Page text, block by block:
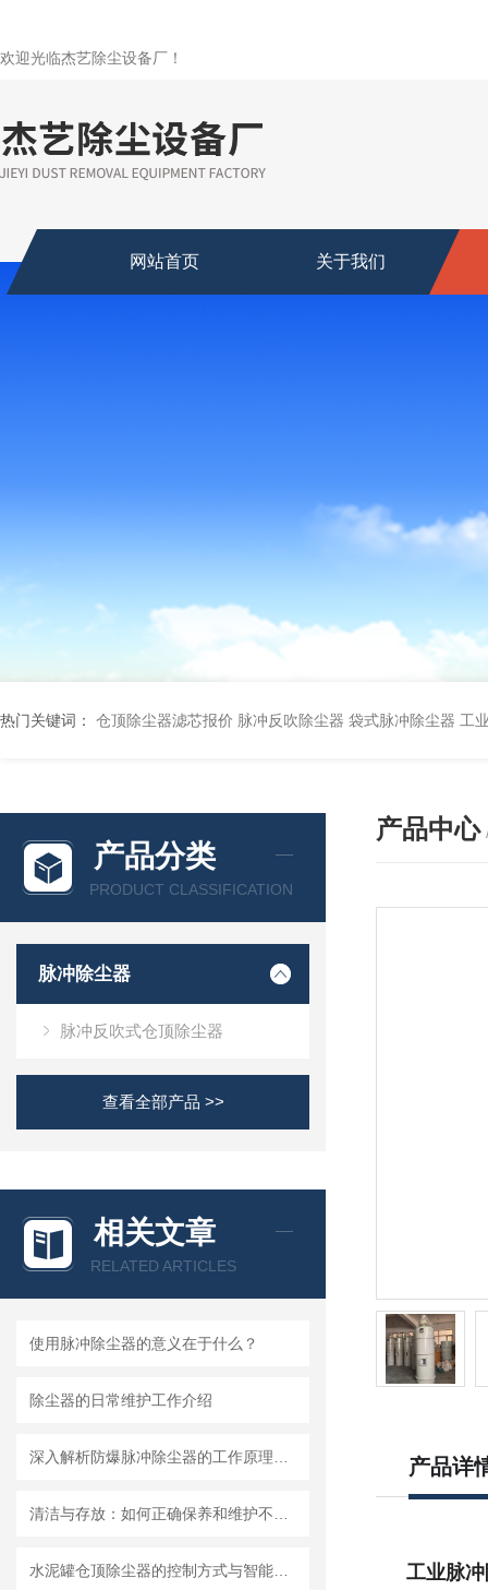
欢迎光临杰艺除尘设备厂！
网站首页 关于我们
热门关键词： 仓顶除尘器滤芯报价 脉冲反吹除尘器 袋式脉冲除尘器 工
产品分类
PRODUCT CLASSIFICATION
脉冲除尘器
脉冲反吹式仓顶除尘器
查看全部产品 >>
相关文章
RELATED ARTICLES
使用脉冲除尘器的意义在于什么？
除尘器的日常维护工作介绍
产品中心
产品详
工业脉